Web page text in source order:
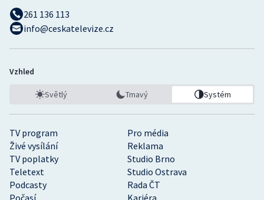
TV program
Pro média
Živé vysílání
Reklama
TV poplatky
Studio Brno
Teletext
Studio Ostrava
Podcasty
Rada ČT
Počasí
Kariéra
261 136 113
info@ceskatelevize.cz
Vzhled
Světlý Tmavý Systém